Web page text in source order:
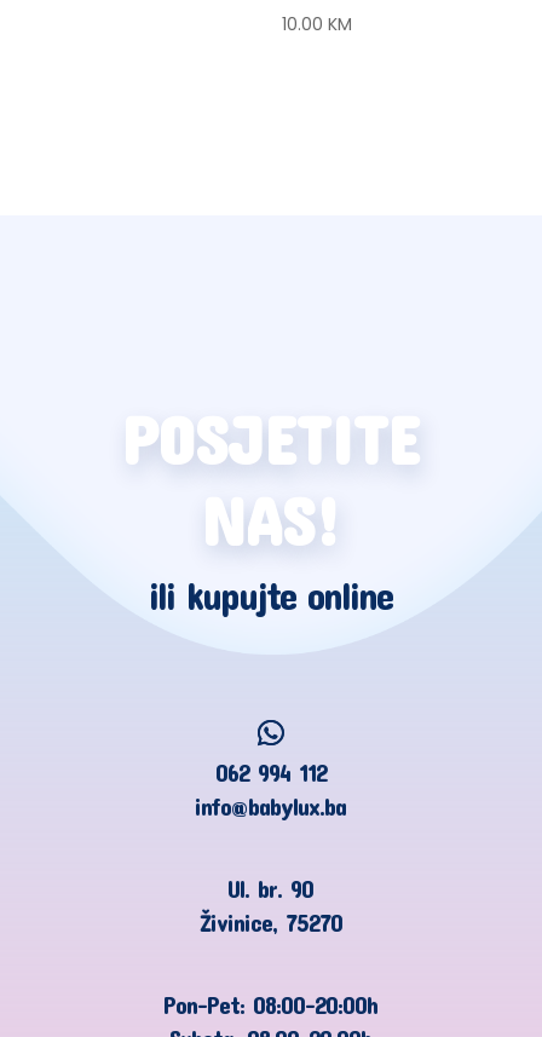
10.00 KM
POSJETITE
NAS!
ili kupujte online
062 994 112
info@babylux.ba
Ul. br. 90
Živinice, 75270
Pon-Pet: 08:00-20:00h